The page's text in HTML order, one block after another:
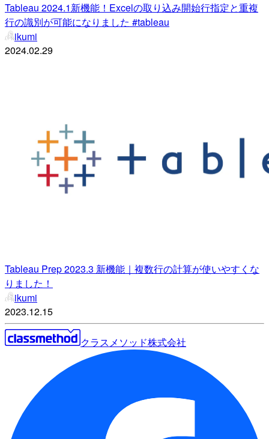
Tableau 2024.1新機能！Excelの取り込み開始行指定と重複
行の識別が可能になりました #tableau
ikumi
2024.02.29
Tableau Prep 2023.3 新機能｜複数行の計算が使いやすくな
りました！
ikumi
2023.12.15
クラスメソッド株式会社